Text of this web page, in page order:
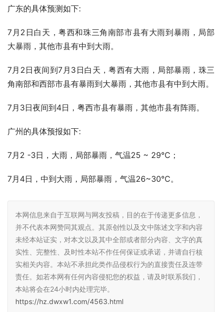
广东的具体预测如下:
7月2日白天，粤西和珠三角南部市县有大雨到暴雨，局部
大暴雨，其他市县有中到大雨。
7月2日夜间到7月3日白天，粤西有大雨，局部暴雨，珠三
角南部和西部市县有暴雨到大暴雨，其他市县有中到大雨。
7月3日夜间到4日，粤西市县有暴雨，其他市县有阵雨。
广州的具体预报如下:
7月2 -3日，大雨，局部暴雨，气温25 ~ 29℃；
7月4日，中到大雨，局部暴雨，气温26~30℃。
本网信息来自于互联网与网友投稿，目的在于传递更多信息，
并不代表本网赞同其观点。其原创性以及文中陈述文字和内容
未经本站证实，对本文以及其中全部或者部分内容、文字的真
实性、完整性、及时性本站不作任何保证或承诺，并请自行核
实相关内容。本站不承担此类作品侵权行为的直接责任及连带
责任。如若本网有任何内容侵犯您的权益，请及时联系我们，
本站将会在24小时内处理完毕。
https://hz.dwxw1.com/4563.html